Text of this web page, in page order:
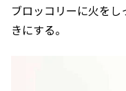
ブロッコリーに火を
きにする。